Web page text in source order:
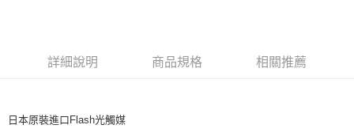
相關說明
【關於「AFTEE先享後付」】
１．簡單：不需註冊會員、不需綁卡、不需儲值。
２．便利：只要手機號碼，簡訊認證，即可結帳。
運送方式
詳細說明 商品規格 相關推薦
日本原裝進口Flash光觸媒